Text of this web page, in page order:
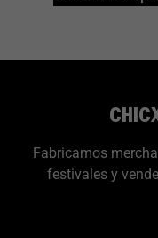
Fabricamos
festivales y